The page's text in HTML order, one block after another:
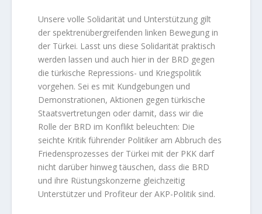
Unsere volle Solidarität und Unterstützung gilt
der spektrenübergreifenden linken Bewegung in
der Türkei. Lasst uns diese Solidarität praktisch
werden lassen und auch hier in der BRD gegen
die türkische Repressions- und Kriegspolitik
vorgehen. Sei es mit Kundgebungen und
Demonstrationen, Aktionen gegen türkische
Staatsvertretungen oder damit, dass wir die
Rolle der BRD im Konflikt beleuchten: Die
seichte Kritik führender Politiker am Abbruch des
Friedensprozesses der Türkei mit der PKK darf
nicht darüber hinweg täuschen, dass die BRD
und ihre Rüstungskonzerne gleichzeitig
Unterstützer und Profiteur der AKP-Politik sind.